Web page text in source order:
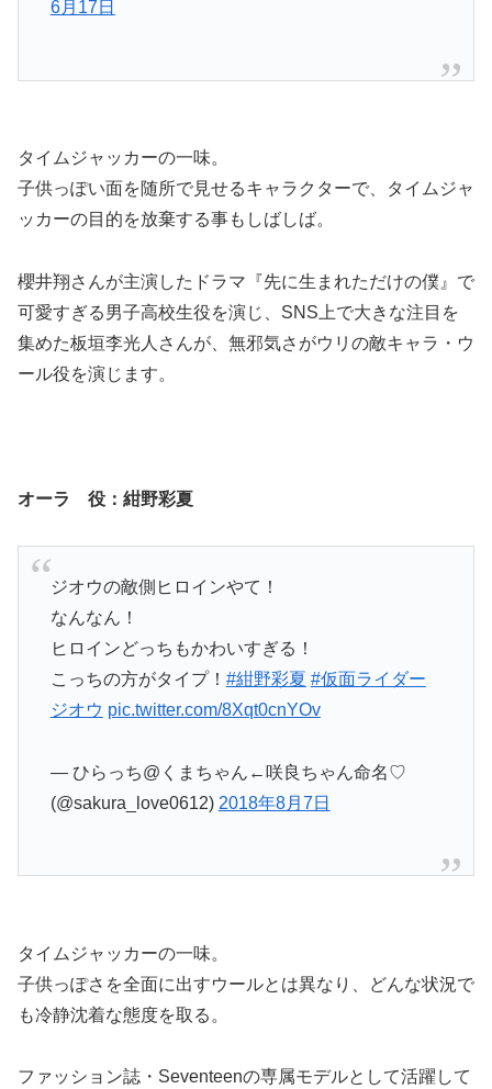
6月17日
タイムジャッカーの一味。
子供っぽい面を随所で見せるキャラクターで、タイムジャ
ッカーの目的を放棄する事もしばしば。
櫻井翔さんが主演したドラマ『先に生まれただけの僕』で
可愛すぎる男子高校生役を演じ、SNS上で大きな注目を
集めた板垣李光人さんが、無邪気さがウリの敵キャラ・ウ
ール役を演じます。
オーラ 役：紺野彩夏
ジオウの敵側ヒロインやて！
なんなん！
ヒロインどっちもかわいすぎる！
こっちの方がタイプ！ #紺野彩夏 #仮面ライダー
ジオウ pic.twitter.com/8Xqt0cnYOv
— ひらっち@くまちゃん←咲良ちゃん命名♡
(@sakura_love0612) 2018年8月7日
タイムジャッカーの一味。
子供っぽさを全面に出すウールとは異なり、どんな状況で
も冷静沈着な態度を取る。
ファッション誌・Seventeenの専属モデルとして活躍して